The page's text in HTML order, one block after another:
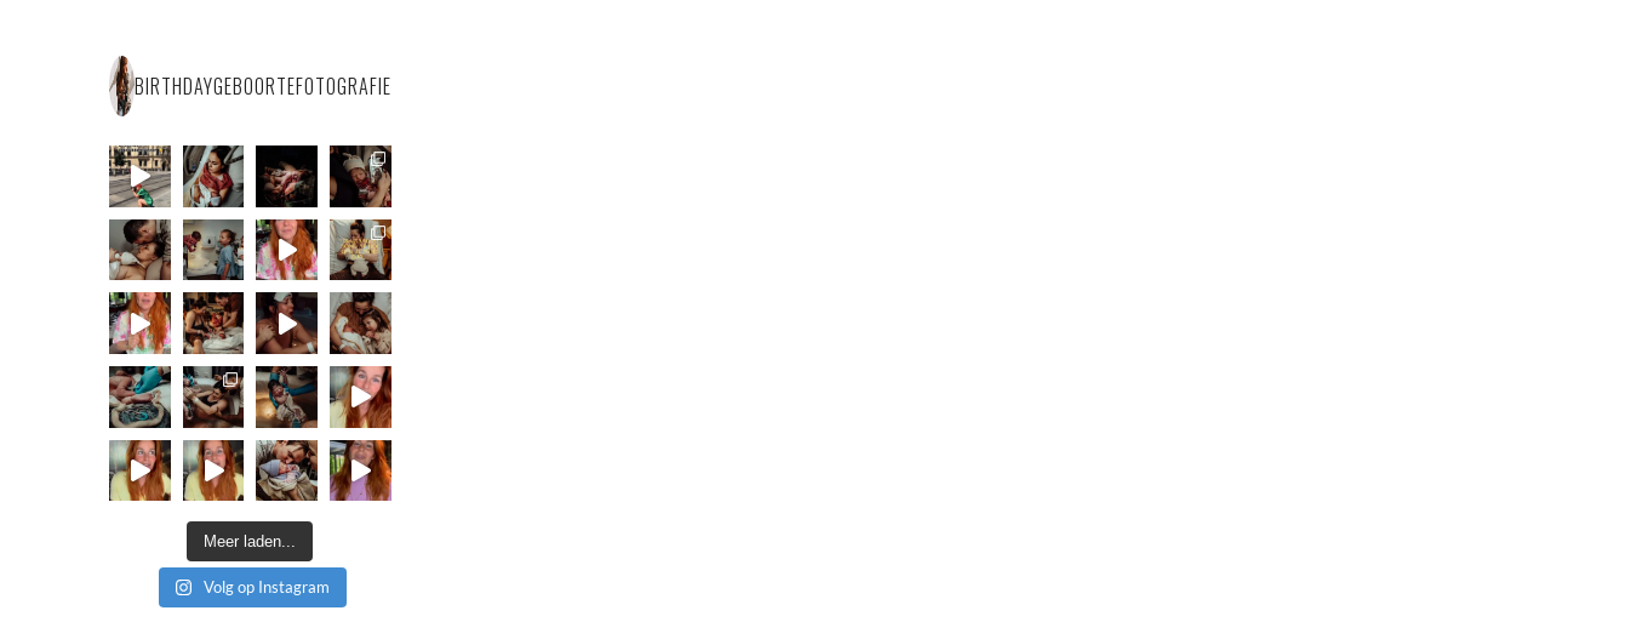
BIRTHDAYGEBOORTEFOTOGRAFIE
Meer laden...
Volg op Instagram